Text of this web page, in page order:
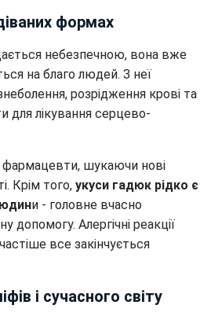
формах
небезпечною, вона вже
на благо людей. З неї
розрідження крові та
для лікування серцево-
фармацевти, шукаючи нові
Крім того, укуси гадюк рідко є
и - головне вчасно
допомогу. Алергічні реакції
все закінчується
і сучасного світу